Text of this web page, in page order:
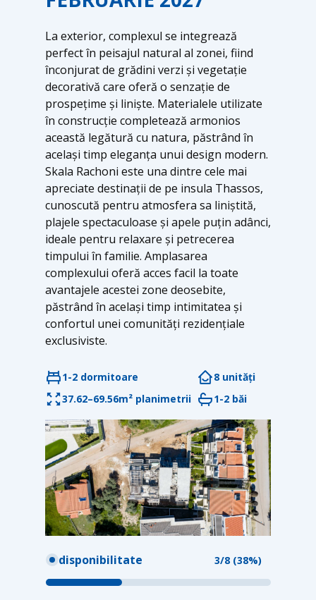
La exterior, complexul se integrează
perfect în peisajul natural al zonei, fiind
înconjurat de grădini verzi și vegetație
decorativă care oferă o senzație de
prospețime și liniște. Materialele utilizate
în construcție completează armonios
această legătură cu natura, păstrând în
același timp eleganța unui design modern.
Skala Rachoni este una dintre cele mai
apreciate destinații de pe insula Thassos,
cunoscută pentru atmosfera sa liniștită,
plajele spectaculoase și apele puțin adânci,
ideale pentru relaxare și petrecerea
timpului în familie. Amplasarea
complexului oferă acces facil la toate
avantajele acestei zone deosebite,
păstrând în același timp intimitatea și
confortul unei comunități rezidențiale
exclusiviste.
8 unități
37.62–69.56m² planimetrii
1-2 băi
1-2 dormitoare
3/8 (38%)
disponibilitate